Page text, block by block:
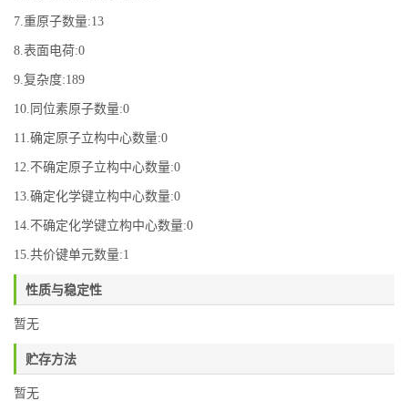
7.重原子数量:13
8.表面电荷:0
9.复杂度:189
10.同位素原子数量:0
11.确定原子立构中心数量:0
12.不确定原子立构中心数量:0
13.确定化学键立构中心数量:0
14.不确定化学键立构中心数量:0
15.共价键单元数量:1
性质与稳定性
暂无
贮存方法
暂无